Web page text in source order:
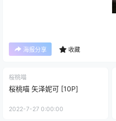
海报分享 收藏
桜桃喵
桜桃喵 矢泽妮可 [10P]
2022-7-27 0:00:00